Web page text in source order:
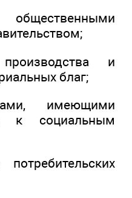
и
благ;
имеющими
к социальным